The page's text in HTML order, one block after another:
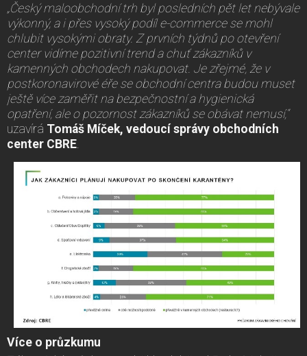
„Český maloobchodní trh byl posledních pět let nebývale
výkonný, a i přes vysoký podíl e-commerce se mohl
chlubit vysokými obraty. Z prvních týdnů po otevření
center vidíme pozitivní trend a chuť zákazníků v
kamenných obchodech nakupovat. Je zřejmé, že v
postkoronavirové éře se obchodní centra budou muset
ještě více zaměřit na bezpečnostní a hygienická
opatření, ale o pozornost zákazníků se obávat nemusí,“
uzavírá Tomáš Míček, vedoucí správy obchodních
center CBRE
Více o průzkumu